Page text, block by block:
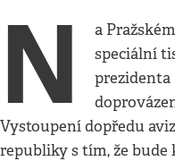
N
a
speciální
prezidenta
Vystoupení dopředu
republiky s tím, že